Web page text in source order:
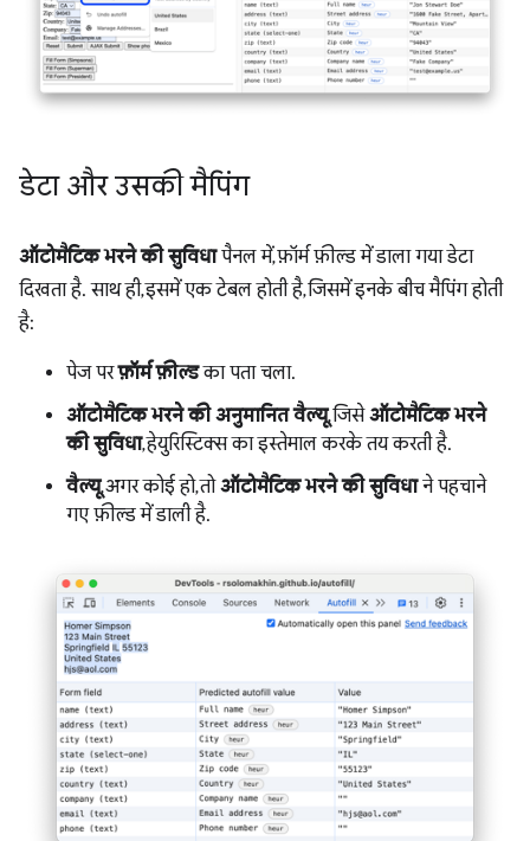
डेटा और उसकी मैपिंग
ऑटोमैटिक भरने की सुविधापैनल में, फ़ॉर्म फ़ील्ड में डाला गया डेटा
दिखता है. साथ ही, इसमें एक टेबल होती है, जिसमें इनके बीच मैपिंग होती
है:
पेज परफ़ॉर्म फ़ील्डका पता चला.
ऑटोमैटिक भरने की अनुमानित वैल्यू, जिसेऑटोमैटिक भरने
की सुविधा, हेयुरिस्टिक्स का इस्तेमाल करके तय करती है.
वैल्यू, अगर कोई हो, तोऑटोमैटिक भरने की सुविधाने पहचाने
गए फ़ील्ड में डाली है.